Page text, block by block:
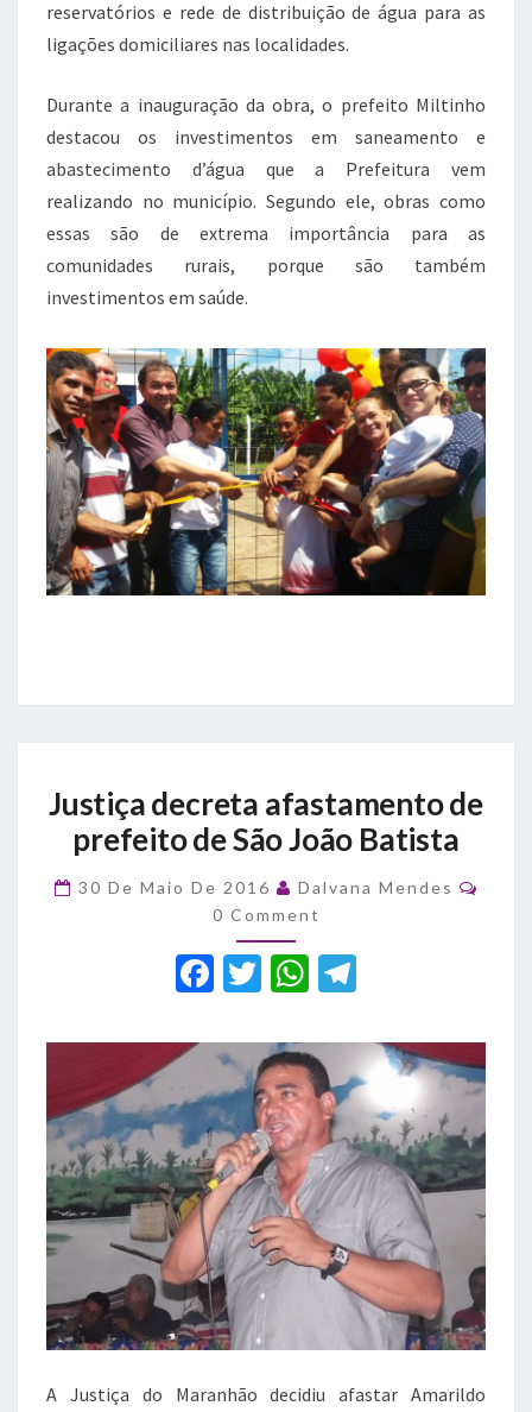
reservatórios e rede de distribuição de água para as
ligações domiciliares nas localidades.
Durante a inauguração da obra, o prefeito Miltinho
destacou os investimentos em saneamento e
abastecimento d’água que a Prefeitura vem
realizando no município. Segundo ele, obras como
essas são de extrema importância para as
comunidades rurais, porque são também
investimentos em saúde.
decreta
afastamento
de
prefeito
João
Batista
Justiça decreta afastamento de
prefeito de São João Batista
30 De Maio De 2016 Dalvana Mendes
0 Comment
F
c
e
b
o
o
k
T
it
te
r
W
at
s
A
p
p
e
gr
a
m
A Justiça do Maranhão decidiu afastar Amarildo